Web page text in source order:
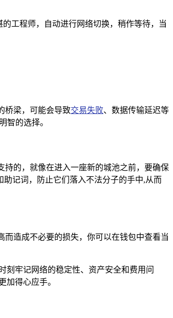
工程师，自动进行网络切换，稍作等待，当
桥梁，可能会导致交易失败、数据传输延迟等
智的选择。
的，就像在进入一座新的城池之前，要确保
记词，防止它们落入不法分子的手中,从而
造成不必要的损失，你可以在钱包中查看当
刻牢记网络的稳定性、资产安全和费用问
加得心应手。